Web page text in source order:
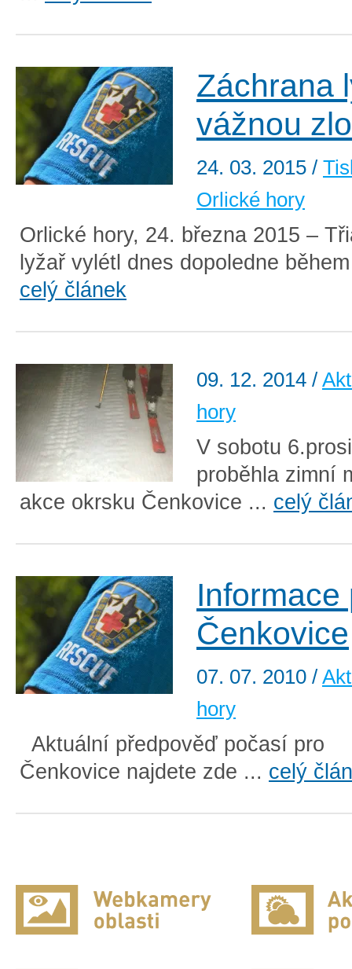
Záchrana
vážnou
24. 03. 2015 /
Orlické hory
Orlické hory, 24. března 2015 –
lyžař vylétl dnes dopoledne
celý článek
09. 12. 2014 /
hory
V sobotu
proběhla zimní
akce okrsku Čenkovice ... celý
Informace
Čenkovice
07. 07. 2010 /
hory
Aktuální předpověď počasí pro
Čenkovice najdete zde ... celý